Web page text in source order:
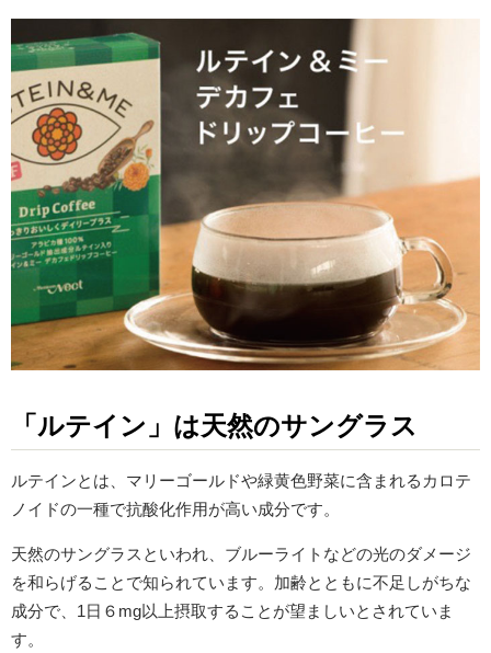
「ルテイン」は天然のサングラス
ルテインとは、マリーゴールドや緑黄色野菜に含まれるカロテ
ノイドの一種で抗酸化作用が高い成分です。
天然のサングラスといわれ、ブルーライトなどの光のダメージ
を和らげることで知られています。加齢とともに不足しがちな
成分で、1日６mg以上摂取することが望ましいとされていま
す。